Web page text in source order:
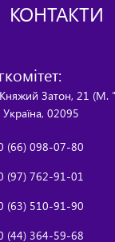
КОНТАКТИ
Затон, 21 (М.
Україна, 02095
(66) 098-07-80
(97) 762-91-01
(63) 510-91-90
(44) 364-59-68